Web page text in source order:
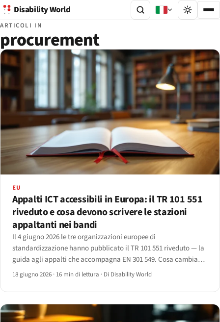
Disability World
ARTICOLI IN
procurement
EU
Appalti ICT accessibili in Europa: il TR 101 551
riveduto e cosa devono scrivere le stazioni
appaltanti nei bandi
Il 4 giugno 2026 le tre organizzazioni europee di
standardizzazione hanno pubblicato il TR 101 551 riveduto — la
guida agli appalti che accompagna EN 301 549. Cosa cambia
per le stazioni appaltanti e i fornitori che partecipano alle gare.
18 giugno 2026 · 16 min di lettura · Di Disability World